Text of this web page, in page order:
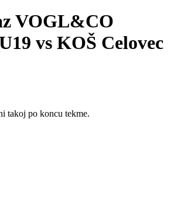
VOGL&CO
vs KOŠ Celovec
takoj po koncu tekme.